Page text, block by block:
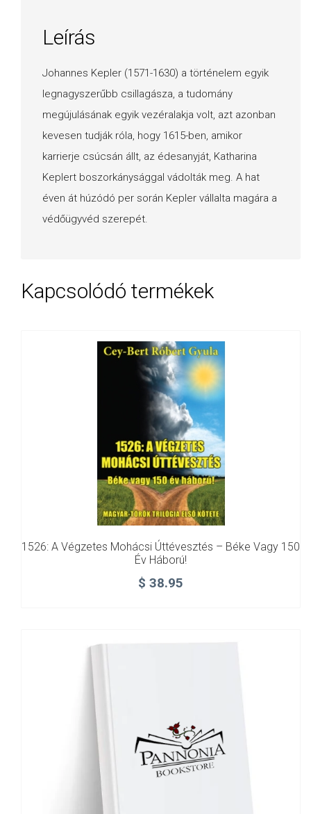
Leírás
Johannes Kepler (1571-1630) a történelem egyik
legnagyszerűbb csillagásza, a tudomány
megújulásának egyik vezéralakja volt, azt azonban
kevesen tudják róla, hogy 1615-ben, amikor
karrierje csúcsán állt, az édesanyját, Katharina
Keplert boszorkánysággal vádolták meg. A hat
éven át húzódó per során Kepler vállalta magára a
védőügyvéd szerepét.
Kapcsolódó termékek
1526: A Végzetes Mohácsi Úttévesztés – Béke Vagy 150
Év Háború!
$ 38.95